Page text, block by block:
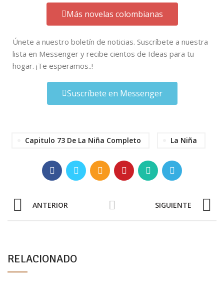
Más novelas colombianas
Únete a nuestro boletín de noticias. Suscríbete a nuestra
lista en Messenger y recibe cientos de Ideas para tu
hogar. ¡Te esperamos..!
Suscríbete en Messenger
Capitulo 73 De La Niña Completo La Niña
ANTERIOR SIGUIENTE
RELACIONADO